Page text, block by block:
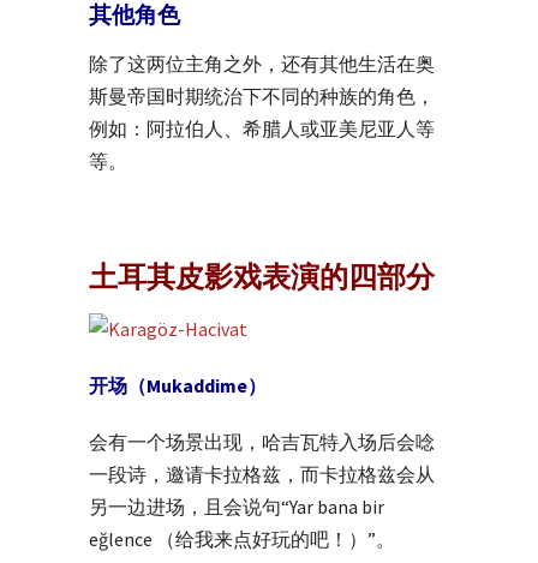
其他角色
除了这两位主角之外，还有其他生活在奥
斯曼帝国时期统治下不同的种族的角色，
例如：阿拉伯人、希腊人或亚美尼亚人等
等。
土耳其皮影戏表演的四部分
开场（Mukaddime）
会有一个场景出现，哈吉瓦特入场后会唸
一段诗，邀请卡拉格兹，而卡拉格兹会从
另一边进场，且会说句“Yar bana bir
eğlence （给我来点好玩的吧！）”。